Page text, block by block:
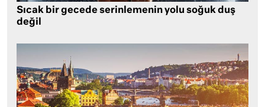
Sıcak bir gecede serinlemenin yolu soğuk duş
değil